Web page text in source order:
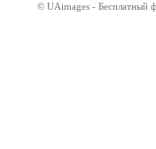
© UAimages - Бесплатный